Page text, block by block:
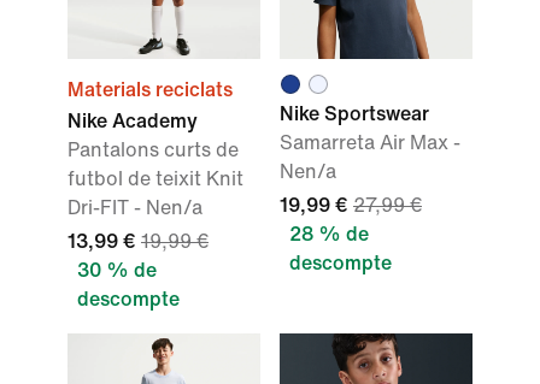
Materials reciclats
Nike Academy
Pantalons curts de
futbol de teixit Knit
Dri-FIT - Nen/a
13,99 € 19,99 €
30 % de
descompte
Nike Sportswear
Samarreta Air Max -
Nen/a
19,99 € 27,99 €
28 % de
descompte